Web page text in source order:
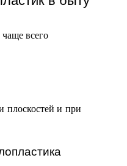
всего
плоскостей и при